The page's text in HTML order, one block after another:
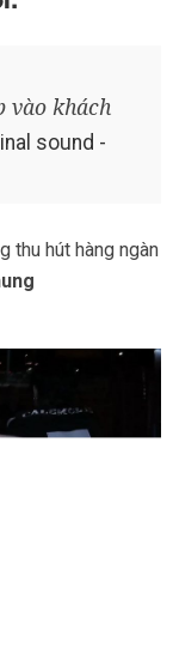
vào khách
sound -
thu hút hàng ngàn